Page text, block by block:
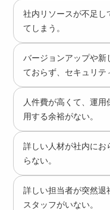
社内リソースが不足し
てしまう。
バージョンアップや新
ておらず、セキュリテ
人件費が高くて、運
用する余裕がない。
詳しい人材が社内にお
らない。
詳しい担当者が突然退
スタッフがいない。